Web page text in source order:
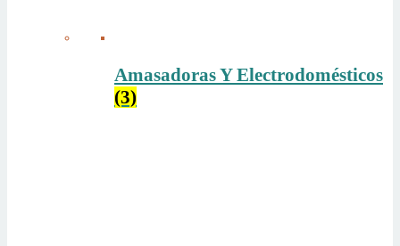
Amasadoras Y Electrodomésticos
(3)